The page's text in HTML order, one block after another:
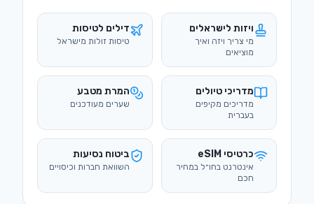
ויזות לישראלים
מי צריך ויזה ואיך
מוציאים
דילים לטיסות
טיסות זולות מישראל
מדריכי טיולים
מדריכים מקיפים
בעברית
המרת מטבע
שערים מעודכנים
כרטיסי eSIM
אינטרנט בחו״ל במחיר
חכם
ביטוח נסיעות
השוואת חברות וכיסויים